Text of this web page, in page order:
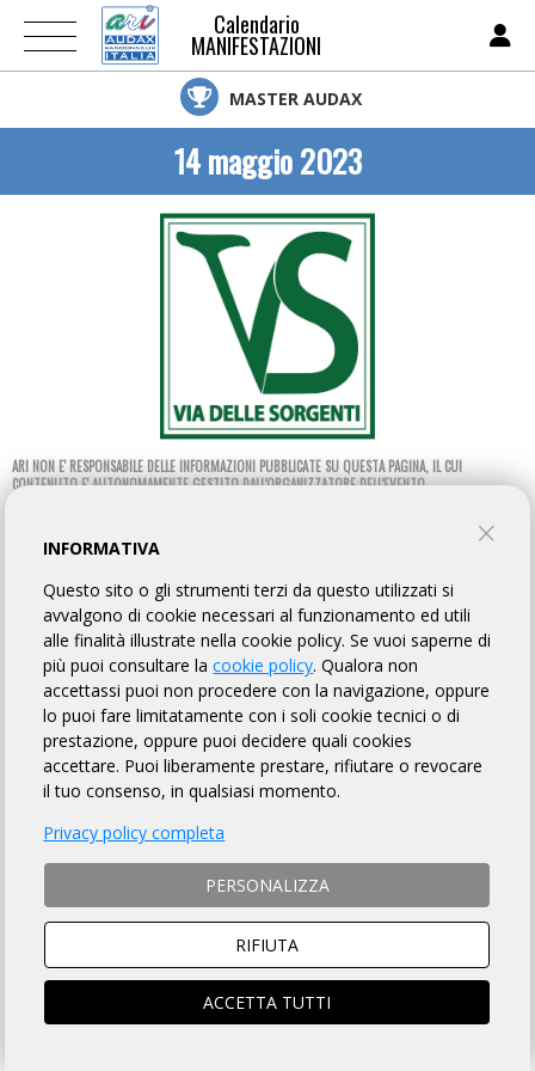
Calendario
MANIFESTAZIONI
MASTER AUDAX
14 maggio 2023
ARI NON E' RESPONSABILE DELLE INFORMAZIONI PUBBLICATE SU QUESTA PAGINA, IL CUI
CONTENUTO E' AUTONOMAMENTE GESTITO DALL'ORGANIZZATORE DELL'EVENTO.
RANDONNÉE LA VIA DELLE SORGENTI
Cambia asd
INFORMAZIONI REGOLAMENTO
PUNTI DI CONTROLLO
ROADBOOK
MAPPA LINK UTILI ISCRITTI
OMOLOGATI
DISTANZA
207 km 2980 metri
TEMPO MASSIMO DOVE
INFORMATIVA
Questo sito o gli strumenti terzi da questo utilizzati si
avvalgono di cookie necessari al funzionamento ed utili
alle finalità illustrate nella cookie policy. Se vuoi saperne di
più puoi consultare lacookie policy. Qualora non
accettassi puoi non procedere con la navigazione, oppure
lo puoi fare limitatamente con i soli cookie tecnici o di
prestazione, oppure puoi decidere quali cookies
accettare. Puoi liberamente prestare, rifiutare o revocare
il tuo consenso, in qualsiasi momento.
Privacy policy completa
PERSONALIZZA
RIFIUTA
ACCETTA TUTTI